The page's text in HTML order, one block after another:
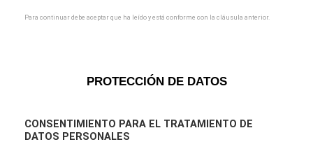
Para continuar debe aceptar que ha leído y está conforme con la cláusula anterior.
PROTECCIÓN DE DATOS
CONSENTIMIENTO PARA EL TRATAMIENTO DE
DATOS PERSONALES